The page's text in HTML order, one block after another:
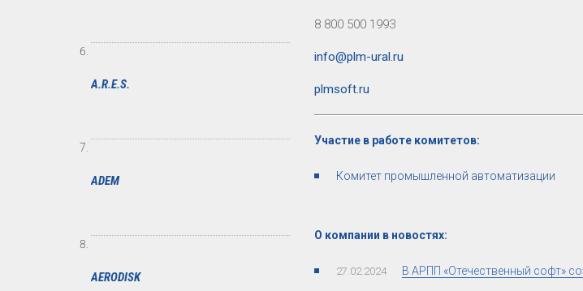
A.R.E.S.
ADEM
AERODISK
8 800 500 1993
info@plm-ural.ru
plmsoft.ru
Участие в работе комитетов:
Комитет промышленной автоматизации
О компании в новостях:
27.02.2024 В АРПП «Отечественный софт»